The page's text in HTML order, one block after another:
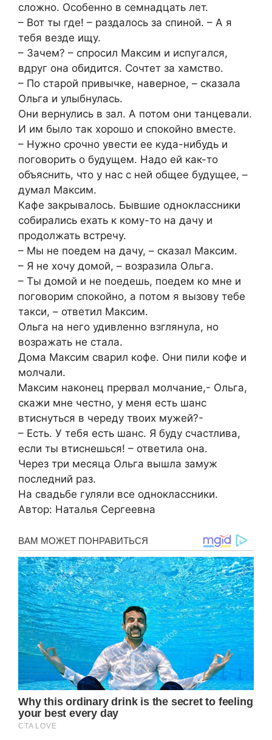
сложно. Особенно в семнадцать лет.
– Вот ты где! – раздалось за спиной. – А я
тебя везде ищу.
– Зачем? – спросил Максим и испугался,
вдруг она обидится. Сочтет за хамство.
– По старой привычке, наверное, – сказала
Ольга и улыбнулась.
Они вернулись в зал. А потом они танцевали.
И им было так хорошо и спокойно вместе.
– Нужно срочно увести ее куда-нибудь и
поговорить о будущем. Надо ей как-то
объяснить, что у нас с ней общее будущее, –
думал Максим.
Кафе закрывалось. Бывшие одноклассники
собирались ехать к кому-то на дачу и
продолжать встречу.
– Мы не поедем на дачу, – сказал Максим.
– Я не хочу домой, – возразила Ольга.
– Ты домой и не поедешь, поедем ко мне и
поговорим спокойно, а потом я вызову тебе
такси, – ответил Максим.
Ольга на него удивленно взглянула, но
возражать не стала.
Дома Максим сварил кофе. Они пили кофе и
молчали.
Максим наконец прервал молчание,- Ольга,
скажи мне честно, у меня есть шанс
втиснуться в череду твоих мужей?-
– Есть. У тебя есть шанс. Я буду счастлива,
если ты втиснешься! – ответила она.
Через три месяца Ольга вышла замуж
последний раз.
На свадьбе гуляли все одноклассники.
Автор: Наталья Сергеевна